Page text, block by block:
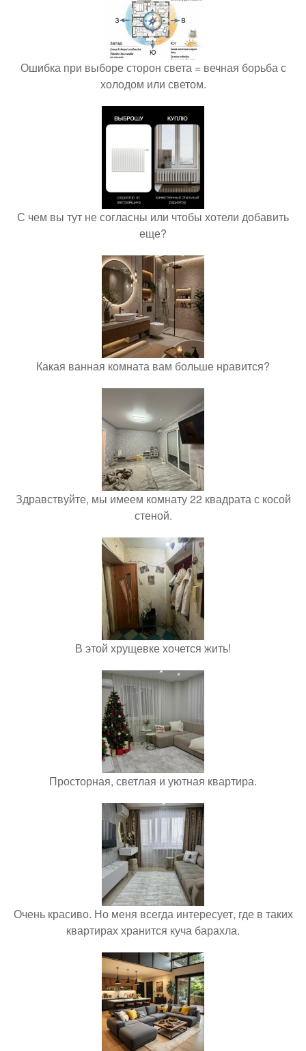
Ошибка при выборе сторон света = вечная борьба с
холодом или светом.
С чем вы тут не согласны или чтобы хотели добавить
еще?
Какая ванная комната вам больше нравится?
Здравствуйте, мы имеем комнату 22 квадрата с косой
стеной.
В этой хрущевке хочется жить!
Просторная, светлая и уютная квартира.
Очень красиво. Но меня всегда интересует, где в таких
квартирах хранится куча барахла.